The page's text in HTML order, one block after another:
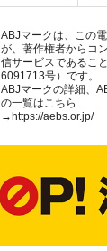
ABJマークは、この
が、著作権者からコ
信サービスであるこ
6091713号）です。
ABJマークの詳細、
の一覧はこちら
→https://aebs.or.jp/